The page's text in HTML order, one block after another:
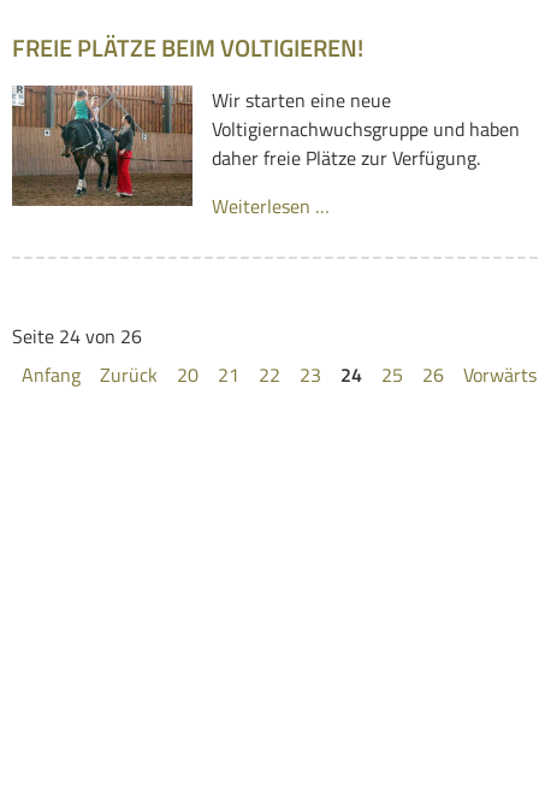
FREIE PLÄTZE BEIM VOLTIGIEREN!
Wir starten eine neue
Voltigiernachwuchsgruppe und haben
daher freie Plätze zur Verfügung.
Weiterlesen …
Seite 24 von 26
Anfang
Zurück 20 21 22 23 24 25 26 Vorwärts